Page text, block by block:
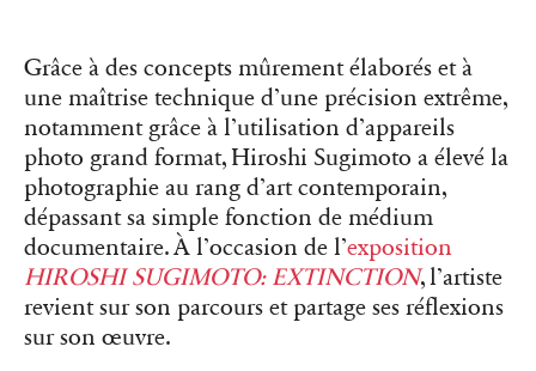
Grâce à des concepts mûrement élaborés et à
une maîtrise technique d’une précision extrême,
notamment grâce à l’utilisation d’appareils
photo grand format, Hiroshi Sugimoto a élevé la
photographie au rang d’art contemporain,
dépassant sa simple fonction de médium
documentaire. À l’occasion de l’exposition
HIROSHI SUGIMOTO: EXTINCTION, l’artiste
revient sur son parcours et partage ses réflexions
sur son œuvre.